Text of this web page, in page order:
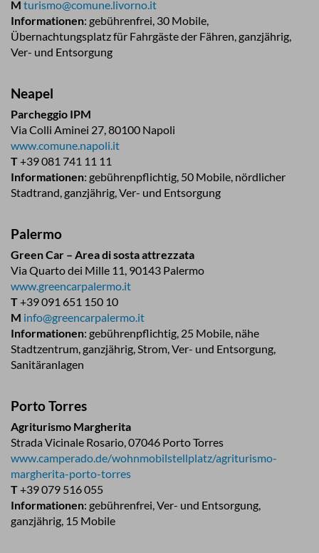
M turismo@comune.livorno.it
Informationen: gebührenfrei, 30 Mobile,
Übernachtungsplatz für Fahrgäste der Fähren, ganzjährig,
Ver- und Entsorgung
Neapel
Parcheggio IPM
Via Colli Aminei 27, 80100 Napoli
www.comune.napoli.it
T+39 081 741 11 11
Informationen: gebührenpflichtig, 50 Mobile, nördlicher
Stadtrand, ganzjährig, Ver- und Entsorgung
Palermo
Green Car – Area di sosta attrezzata
Via Quarto dei Mille 11, 90143 Palermo
www.greencarpalermo.it
T+39 091 651 150 10
M info@greencarpalermo.it
Informationen: gebührenpflichtig, 25 Mobile, nähe
Stadtzentrum, ganzjährig, Strom, Ver- und Entsorgung,
Sanitäranlagen
Porto Torres
Agriturismo Margherita
Strada Vicinale Rosario, 07046 Porto Torres
www.camperado.de/wohnmobilstellplatz/agriturismo-
margherita-porto-torres
T+39 079 516 055
Informationen: gebührenfrei, Ver- und Entsorgung,
ganzjährig, 15 Mobile